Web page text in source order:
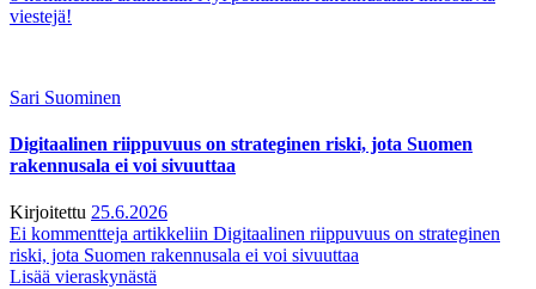
viestejä!
Sari Suominen
Digitaalinen riippuvuus on strateginen riski, jota Suomen
rakennusala ei voi sivuuttaa
Kirjoitettu 25.6.2026
Ei kommentteja artikkeliin Digitaalinen riippuvuus on strateginen
riski, jota Suomen rakennusala ei voi sivuuttaa
Lisää vieraskynästä